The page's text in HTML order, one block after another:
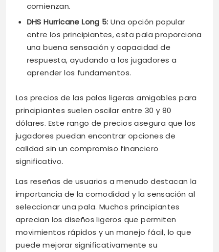
comienzan.
DHS Hurricane Long 5: Una opción popular
entre los principiantes, esta pala proporciona
una buena sensación y capacidad de
respuesta, ayudando a los jugadores a
aprender los fundamentos.
Los precios de las palas ligeras amigables para
principiantes suelen oscilar entre 30 y 80
dólares. Este rango de precios asegura que los
jugadores puedan encontrar opciones de
calidad sin un compromiso financiero
significativo.
Las reseñas de usuarios a menudo destacan la
importancia de la comodidad y la sensación al
seleccionar una pala. Muchos principiantes
aprecian los diseños ligeros que permiten
movimientos rápidos y un manejo fácil, lo que
puede mejorar significativamente su